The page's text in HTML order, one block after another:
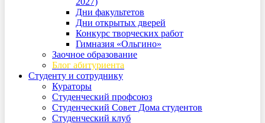
Дни факультетов
Дни открытых дверей
Конкурс творческих работ
Гимназия «Ольгино»
Заочное образование
Блог абитуриента
Студенту и сотруднику
Кураторы
Студенческий профсоюз
Студенческий Совет Дома студентов
Студенческий клуб